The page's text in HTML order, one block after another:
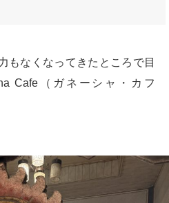
もなくなってきたところで目
Cafe（ガネーシャ・カフ